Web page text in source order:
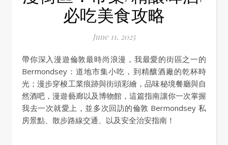
必吃美食攻略
June 11, 2025
帶你深入漫遊倫敦最時尚浪漫，我最愛的街區之一的
Bermondsey：道地市集小吃，到精釀酒廠的乾杯時
光；漫步穿梭工業痕跡與街頭彩繪，品味秘境餐廳與自
然酒吧，漫遊藝廊以及博物館，這篇指南讓你一次掌握
我去一次就愛上，並多次回訪的倫敦 Bermondsey 私
房景點、散步路線交通、以及安全治安指南！